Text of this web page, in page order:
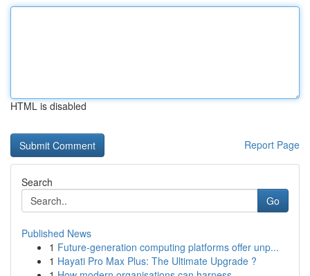
HTML is disabled
Report Page
Search
Go
Published News
1 Future-generation computing platforms offer unp...
1 Hayati Pro Max Plus: The Ultimate Upgrade ?